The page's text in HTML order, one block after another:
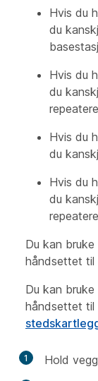
Hvis du
du
Hvis du
du
Hvis du
du
Hvis du
du
Du kan
håndsettet til
Du kan
håndsettet til
1 Hold